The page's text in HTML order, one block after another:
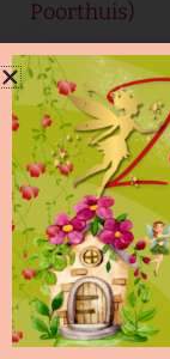
Poorthuis)
De exposities
– Woensdag:
– Donderdag:
– Vrijdag: 11-
– Zaterdag:
– Zondag: 11-
Daarnaast